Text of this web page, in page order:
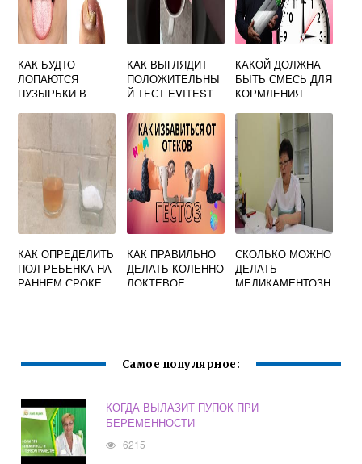
КАК БУДТО
ЛОПАЮТСЯ
ПУЗЫРЬКИ В
КАК ВЫГЛЯДИТ
ПОЛОЖИТЕЛЬНЫ
Й ТЕСТ EVITEST
БЕРЕМЕННОСТЬ
КАКОЙ ДОЛЖНА
БЫТЬ СМЕСЬ ДЛЯ
КОРМЛЕНИЯ
ГО ТЕМПЕРАТУРЫ
КАК ОПРЕДЕЛИТЬ
ПОЛ РЕБЕНКА НА
РАННЕМ СРОКЕ
КАК ПРАВИЛЬНО
ДЕЛАТЬ КОЛЕННО
ЛОКТЕВОЕ
СКОЛЬКО МОЖНО
ДЕЛАТЬ
МЕДИКАМЕНТОЗН
Самое популярное:
КОГДА ВЫЛАЗИТ ПУПОК ПРИ
БЕРЕМЕННОСТИ
6215